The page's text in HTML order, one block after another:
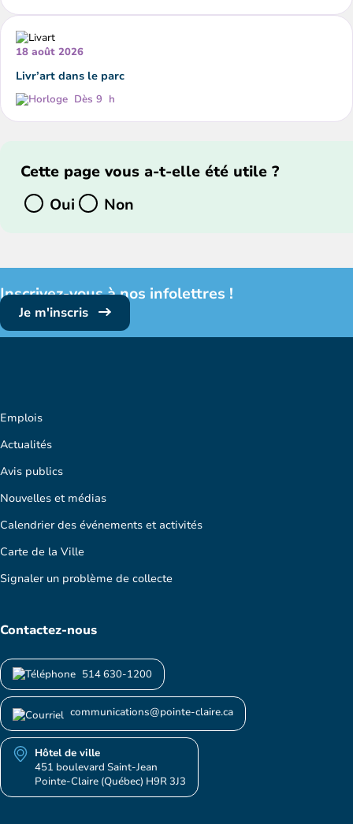
18 août 2026
Livr’art dans le parc
Dès 9 h
Cette page vous a-t-elle été utile ?
Oui
Non
Inscrivez-vous à nos infolettres !
Je m'inscris
Emplois
Actualités
Avis publics
Nouvelles et médias
Calendrier des événements et activités
Carte de la Ville
Signaler un problème de collecte
Contactez-nous
514 630-1200
communications@pointe-claire.ca
Hôtel de ville
451 boulevard Saint-Jean
Pointe-Claire (Québec) H9R 3J3